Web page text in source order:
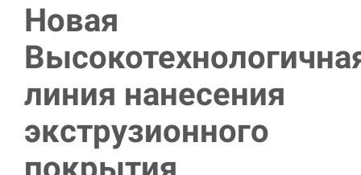
Новая
линия нанесения
экструзионного